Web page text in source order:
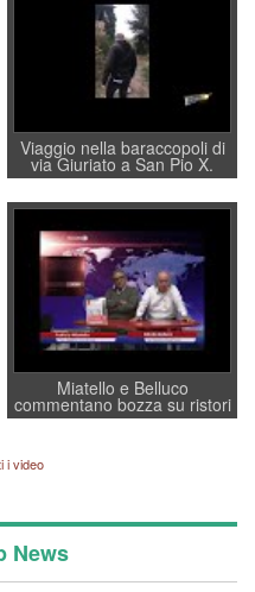
Viaggio nella baraccopoli di
via Giuriato a San Pio X.
Vicenza ai Vicentini: “faremo
un regalo di Natale ai
residenti”
Miatello e Belluco
commentano bozza su ristori
BPVi e Veneto Banca
i video
News